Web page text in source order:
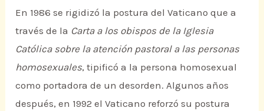
En 1986 se rigidizó la postura del Vaticano que a
través de la Carta a los obispos de la Iglesia
Católica sobre la atención pastoral a las personas
homosexuales, tipificó a la persona homosexual
como portadora de un desorden. Algunos años
después, en 1992 el Vaticano reforzó su postura